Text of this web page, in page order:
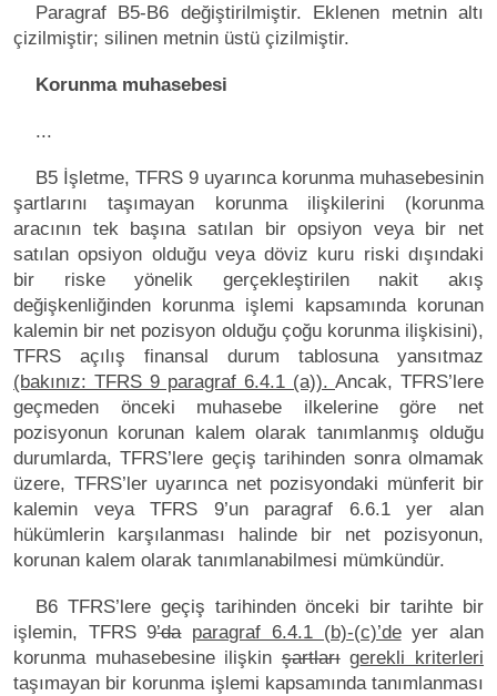
Paragraf B5-B6 değiştirilmiştir. Eklenen metnin altı
çizilmiştir; silinen metnin üstü çizilmiştir.
Korunma muhasebesi
...
B5 İşletme, TFRS 9 uyarınca korunma muhasebesinin
şartlarını taşımayan korunma ilişkilerini (korunma
aracının tek başına satılan bir opsiyon veya bir net
satılan opsiyon olduğu veya döviz kuru riski dışındaki
bir riske yönelik gerçekleştirilen nakit akış
değişkenliğinden korunma işlemi kapsamında korunan
kalemin bir net pozisyon olduğu çoğu korunma ilişkisini),
TFRS açılış finansal durum tablosuna yansıtmaz
(bakınız: TFRS 9 paragraf 6.4.1 (a)). Ancak, TFRS’lere
geçmeden önceki muhasebe ilkelerine göre net
pozisyonun korunan kalem olarak tanımlanmış olduğu
durumlarda, TFRS’lere geçiş tarihinden sonra olmamak
üzere, TFRS’ler uyarınca net pozisyondaki münferit bir
kalemin veya TFRS 9’un paragraf 6.6.1 yer alan
hükümlerin karşılanması halinde bir net pozisyonun,
korunan kalem olarak tanımlanabilmesi mümkündür.
B6 TFRS’lere geçiş tarihinden önceki bir tarihte bir
işlemin, TFRS 9’da paragraf 6.4.1 (b)-(c)’deyer alan
korunma muhasebesine ilişkinşartlarıgerekli kriterleri
taşımayan bir korunma işlemi kapsamında tanımlanması